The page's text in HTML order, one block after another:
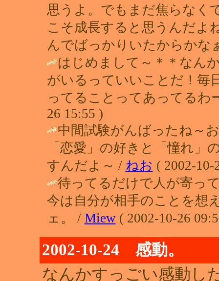
思うよ。でもまだ焦らなく
こそ成長すると思うんだよ
んでばっかりいたからかな
はじめまして～＊＊なん
がいるっていいことだ！毎
ってることってあってるわ
26 15:55 )
中間試験がんばったね
「恋愛」の好きと「憧れ
すんだよ～ / ねお ( 2002-10-
待ってるだけで人が寄っ
今は自分が相手のことを想
ェ。 / Miew( 2002-10-26
2002-10-24 感動。
なんかすっごい感動し